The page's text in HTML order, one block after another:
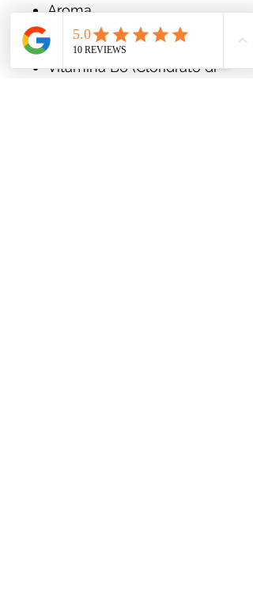
Aroma
Acidificante: acido citrico
Riboflavina (Riboflavina)
Vitamina B6 (Cloridrato di